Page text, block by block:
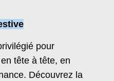
pour
tête à tête, en
Découvrez la